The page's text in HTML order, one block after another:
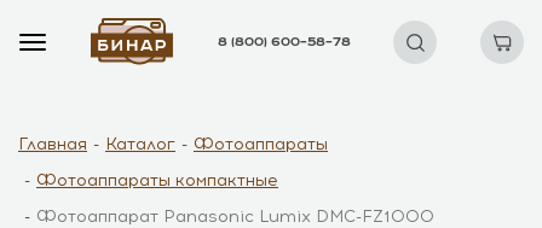
8 (800) 600–58–78
Главная Каталог
Фотоаппараты
Фотоаппараты компактные
Фотоаппарат Panasonic Lumix DMC-FZ1000